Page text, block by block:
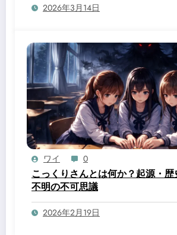
2026年3月14日
ワイ 0
こっくりさんとは何か？起源・
不明の不可思議
2026年2月19日